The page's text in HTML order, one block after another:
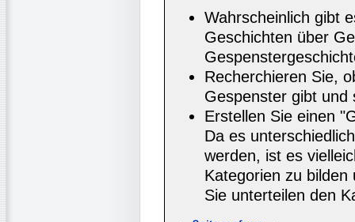
Wahrscheinlich gibt
Geschichten über
Recherchieren Sie,
Gespenster gibt und
Erstellen Sie einen
Da es
werden, ist es
Kategorien zu
Sie unterteilen den